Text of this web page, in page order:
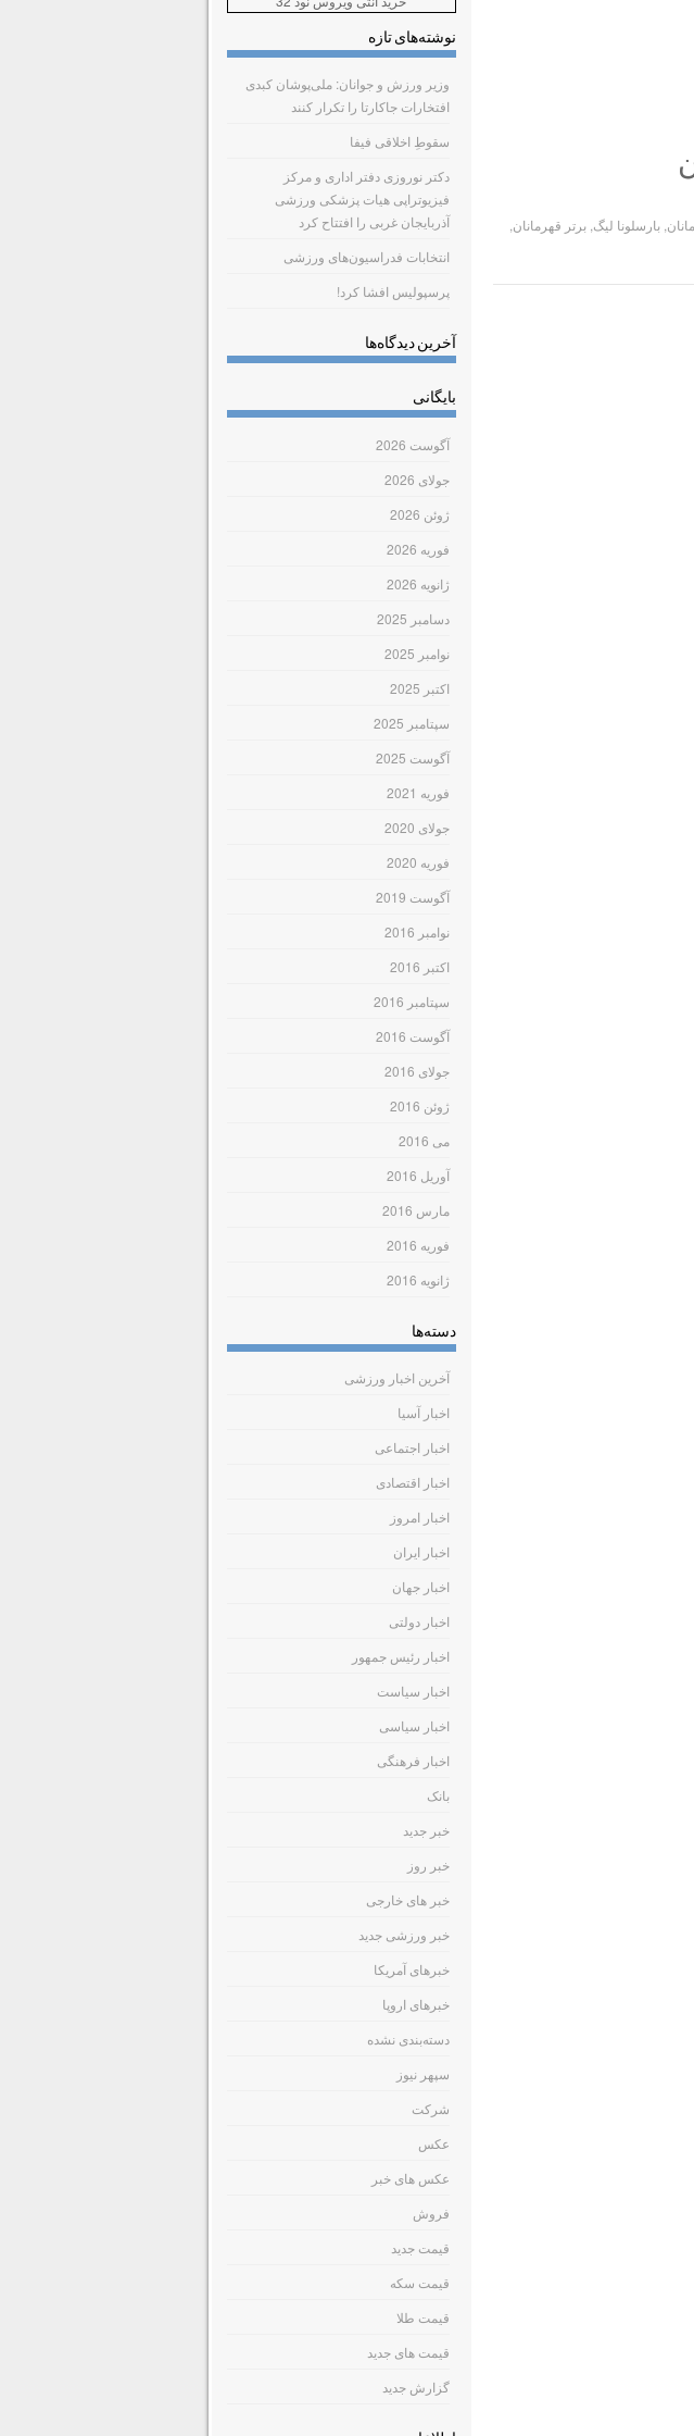
بارسلونا لیگ برتر قهرمانان
نوشته‌های تازه
وزیر ورزش و جوانان: ملی‌پوشان کبدی
افتخارات جاکارتا را تکرار کنند
سقوطِ اخلاقی فیفا
دکتر نوروزی دفتر اداری و مرکز
فیزیوتراپی هیات پزشکی ورزشی
آذربایجان غربی را افتتاح کرد
انتخابات فدراسیون‌های ورزشی
پرسپولیس افشا کرد!
آخرین دیدگاه‌ها
بایگانی
آگوست 2026
جولای 2026
ژوئن 2026
فوریه 2026
ژانویه 2026
دسامبر 2025
نوامبر 2025
اکتبر 2025
سپتامبر 2025
آگوست 2025
فوریه 2021
جولای 2020
فوریه 2020
آگوست 2019
نوامبر 2016
اکتبر 2016
سپتامبر 2016
آگوست 2016
جولای 2016
ژوئن 2016
می 2016
آوریل 2016
مارس 2016
فوریه 2016
ژانویه 2016
دسته‌ها
آخرین اخبار ورزشی
اخبار آسیا
اخبار اجتماعی
اخبار اقتصادی
اخبار امروز
اخبار ایران
اخبار جهان
اخبار دولتی
اخبار رئیس جمهور
اخبار سیاست
اخبار سیاسی
اخبار فرهنگی
بانک
خبر جدید
خبر روز
خبر های خارجی
خبر ورزشی جدید
خبرهای آمریکا
خبرهای اروپا
دسته‌بندی نشده
سپهر نیوز
شرکت
عکس
عکس های خبر
فروش
قیمت جدید
قیمت سکه
قیمت طلا
قیمت های جدید
گزارش جدید